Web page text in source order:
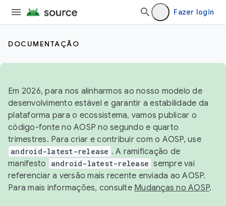
Fazer login
DOCUMENTAÇÃO
Em 2026, para nos alinharmos ao nosso modelo de
desenvolvimento estável e garantir a estabilidade da
plataforma para o ecossistema, vamos publicar o
código-fonte no AOSP no segundo e quarto
trimestres. Para criar e contribuir com o AOSP, use
android-latest-release . A ramificação de
manifesto
android-latest-release sempre vai
referenciar a versão mais recente enviada ao AOSP.
Para mais informações, consulte Mudanças no AOSP.